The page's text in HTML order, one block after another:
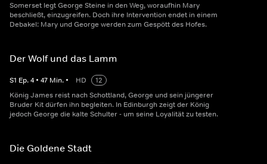
Somerset legt George Steine in den Weg, woraufhin Mary
beschließt, einzugreifen. Doch ihre Intervention endet in einem
Debakel: Mary und George werden zum Gespött des Hofes.
Der Wolf und das Lamm
S1 Ep.4 • 47 Min. • HD
12
König James reist nach Schottland, George und sein jüngerer
Bruder Kit dürfen ihn begleiten. In Edinburgh zeigt der König
jedoch George die kalte Schulter - um seine Loyalität zu testen.
Die Goldene Stadt